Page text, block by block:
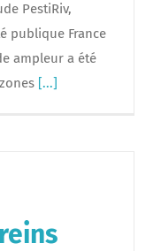
PestiRiv,
publique France
ampleur a été
[...]